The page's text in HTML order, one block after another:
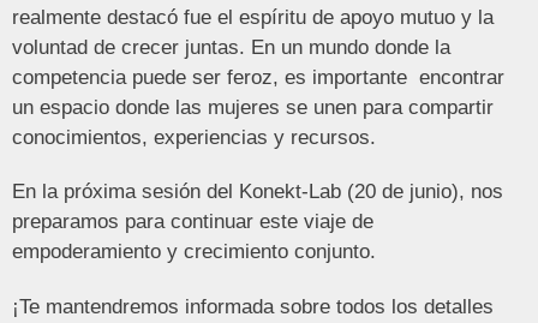
realmente destacó fue el espíritu de apoyo mutuo y la
voluntad de crecer juntas. En un mundo donde la
competencia puede ser feroz, es importante encontrar
un espacio donde las mujeres se unen para compartir
conocimientos, experiencias y recursos.
En la próxima sesión del Konekt-Lab (20 de junio), nos
preparamos para continuar este viaje de
empoderamiento y crecimiento conjunto.
¡Te mantendremos informada sobre todos los detalles